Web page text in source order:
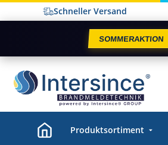
Schneller Versand
SOMMERAKTION
Produktsortiment